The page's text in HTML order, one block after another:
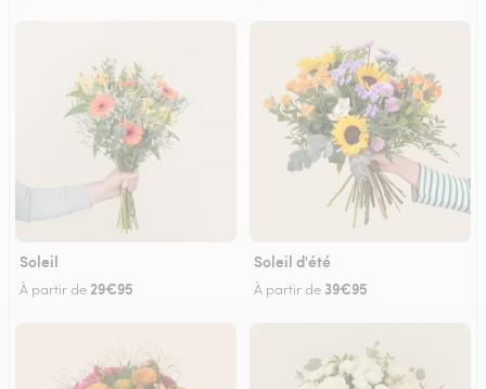
Soleil
À partir de29€95
Soleil d'été
À partir de 39€95